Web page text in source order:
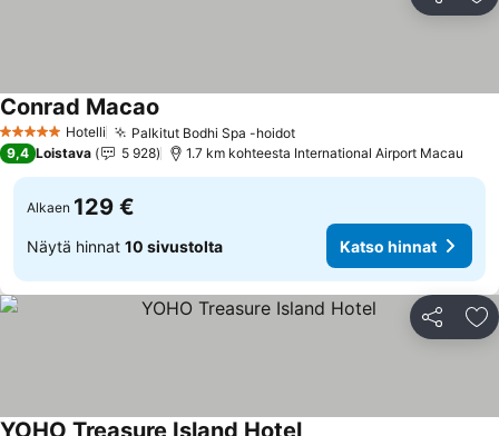
5 Tähtiluokitus
Hotelli Palkitut Bodhi Spa -hoidot
Conrad Macao
9,4 Loistava 5 928 1.7 km kohteesta International Airport Macau
Alkaen 129 €
Näytä hinnat 10 sivustolta Katso hinnat
Jaa
YOHO Treasure Island Hotel